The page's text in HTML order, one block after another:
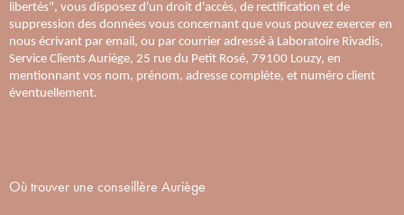
libertés", vous disposez d'un droit d'accès, de rectification et de
suppression des données vous concernant que vous pouvez exercer en
nous écrivant par email, ou par courrier adressé à Laboratoire Rivadis,
Service Clients Auriège, 25 rue du Petit Rosé, 79100 Louzy, en
mentionnant vos nom, prénom, adresse complète, et numéro client
éventuellement.
Où trouver une conseillère Auriège